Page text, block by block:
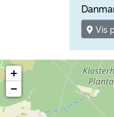
Vis
+
−